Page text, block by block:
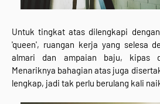
Untuk tingkat atas dilengkapi
'queen', ruangan kerja yang selesa
almari dan ampaian baju, kipas
Menariknya bahagian atas juga
lengkap, jadi tak perlu berulang kali